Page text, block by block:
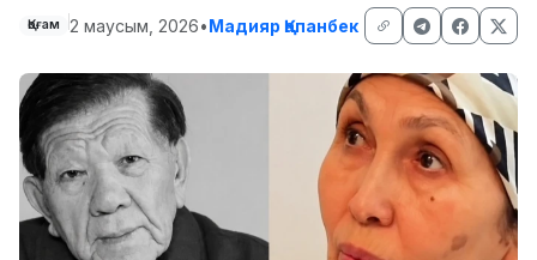
Қоғам 2 маусым, 2026•Мадияр Қапанбек